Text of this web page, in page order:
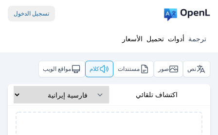
تسجيل الدخول
ترجمة أدوات تحميل الأسعار
نص صور مستندات كلام مواقع الويب
اكتشاف تلقائي